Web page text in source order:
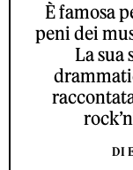
È famosa
peni dei
La sua
DI